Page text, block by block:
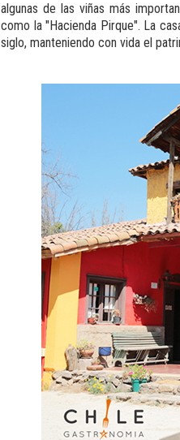
algunas de las viñas más
como la "Hacienda Pirque". La
siglo, manteniendo con vida el